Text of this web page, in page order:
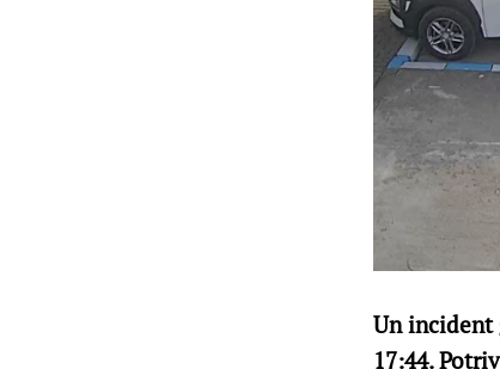
Un incident
17:44.